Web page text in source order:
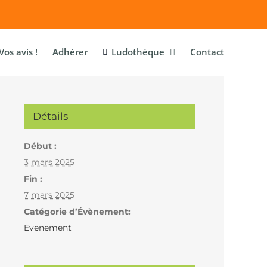
avis ! Adhérer Ludothèque Contact
Détails
Début :
3 mars 2025
Fin :
7 mars 2025
Catégorie d’Évènement:
Evenement